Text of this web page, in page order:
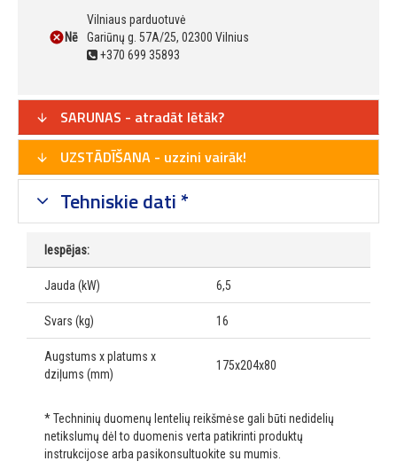
Nē
Vilniaus parduotuvė
Gariūnų g. 57A/25, 02300 Vilnius
+370 699 35893
SARUNAS - atradāt lētāk?
UZSTĀDĪŠANA - uzzini vairāk!
Tehniskie dati *
Iespējas:
Jauda (kW) 6,5
Svars (kg) 16
Augstums x platums x
dziļums (mm)
175x204x80
* Techninių duomenų lentelių reikšmėse gali būti nedidelių
netikslumų dėl to duomenis verta patikrinti produktų
instrukcijose arba pasikonsultuokite su mumis.